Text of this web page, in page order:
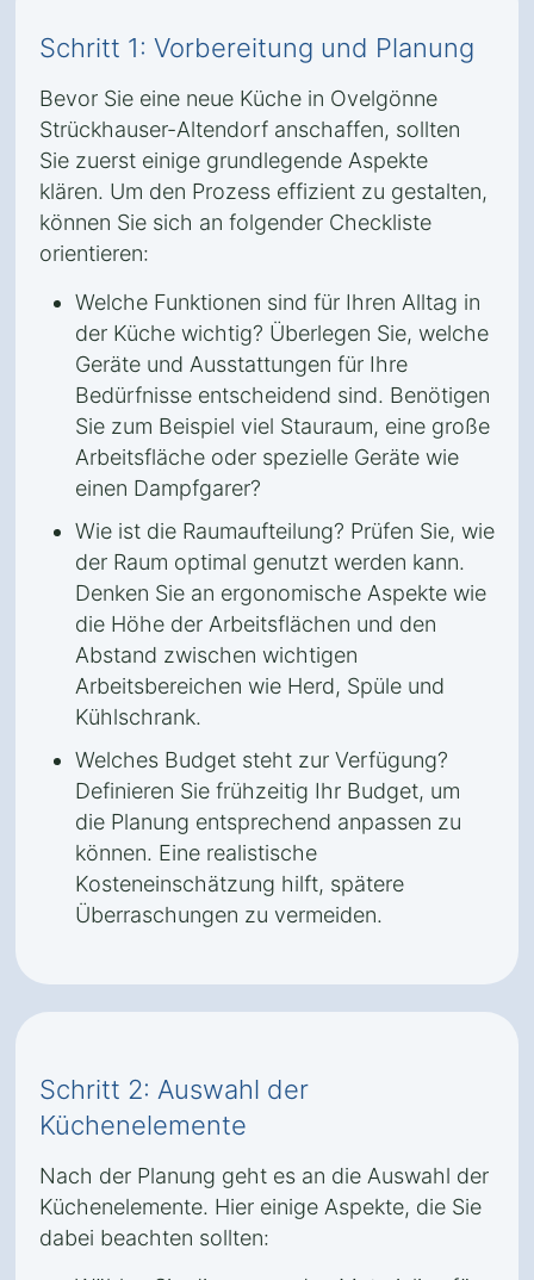
Schritt 1: Vorbereitung und Planung
Bevor Sie eine neue Küche in Ovelgönne
Strückhauser-Altendorf anschaffen, sollten
Sie zuerst einige grundlegende Aspekte
klären. Um den Prozess effizient zu gestalten,
können Sie sich an folgender Checkliste
orientieren:
Welche Funktionen sind für Ihren Alltag in
der Küche wichtig? Überlegen Sie, welche
Geräte und Ausstattungen für Ihre
Bedürfnisse entscheidend sind. Benötigen
Sie zum Beispiel viel Stauraum, eine große
Arbeitsfläche oder spezielle Geräte wie
einen Dampfgarer?
Wie ist die Raumaufteilung? Prüfen Sie, wie
der Raum optimal genutzt werden kann.
Denken Sie an ergonomische Aspekte wie
die Höhe der Arbeitsflächen und den
Abstand zwischen wichtigen
Arbeitsbereichen wie Herd, Spüle und
Kühlschrank.
Welches Budget steht zur Verfügung?
Definieren Sie frühzeitig Ihr Budget, um
die Planung entsprechend anpassen zu
können. Eine realistische
Kosteneinschätzung hilft, spätere
Überraschungen zu vermeiden.
Schritt 2: Auswahl der
Küchenelemente
Nach der Planung geht es an die Auswahl der
Küchenelemente. Hier einige Aspekte, die Sie
dabei beachten sollten: